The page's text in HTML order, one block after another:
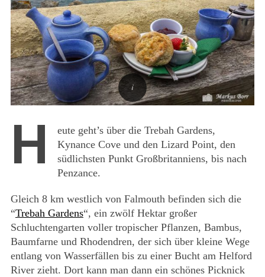
H
eute geht’s über die Trebah Gardens,
Kynance Cove und den Lizard Point, den
südlichsten Punkt Großbritanniens, bis nach
Penzance.
Gleich 8 km westlich von Falmouth befinden sich die
“Trebah Gardens“, ein zwölf Hektar großer
Schluchtengarten voller tropischer Pflanzen, Bambus,
Baumfarne und Rhodendren, der sich über kleine Wege
entlang von Wasserfällen bis zu einer Bucht am Helford
River zieht. Dort kann man dann ein schönes Picknick